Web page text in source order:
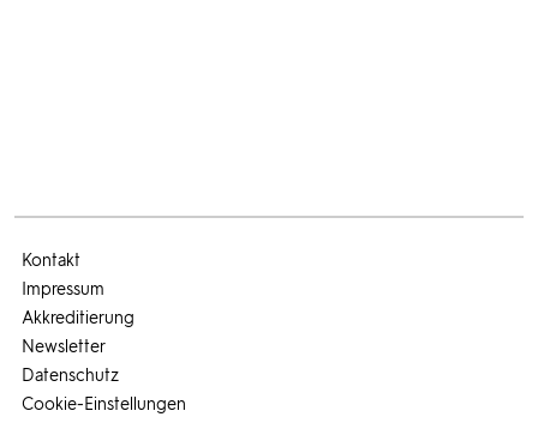
Kontakt
Impressum
Akkreditierung
Newsletter
Datenschutz
Cookie-Einstellungen